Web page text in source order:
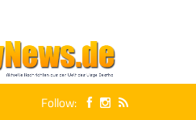
Follow: